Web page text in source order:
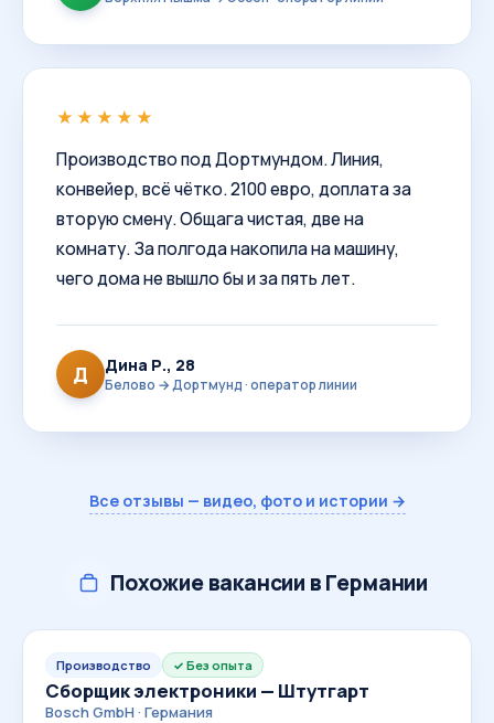
★★★★★
Производство под Дортмундом. Линия,
конвейер, всё чётко. 2100 евро, доплата за
вторую смену. Общага чистая, две на
комнату. За полгода накопила на машину,
чего дома не вышло бы и за пять лет.
Д Дина Р., 28
Белово → Дортмунд · оператор линии
Все отзывы — видео, фото и истории →
Похожие вакансии в Германии
Производство Без опыта
Сборщик электроники — Штутгарт
Bosch GmbH · Германия